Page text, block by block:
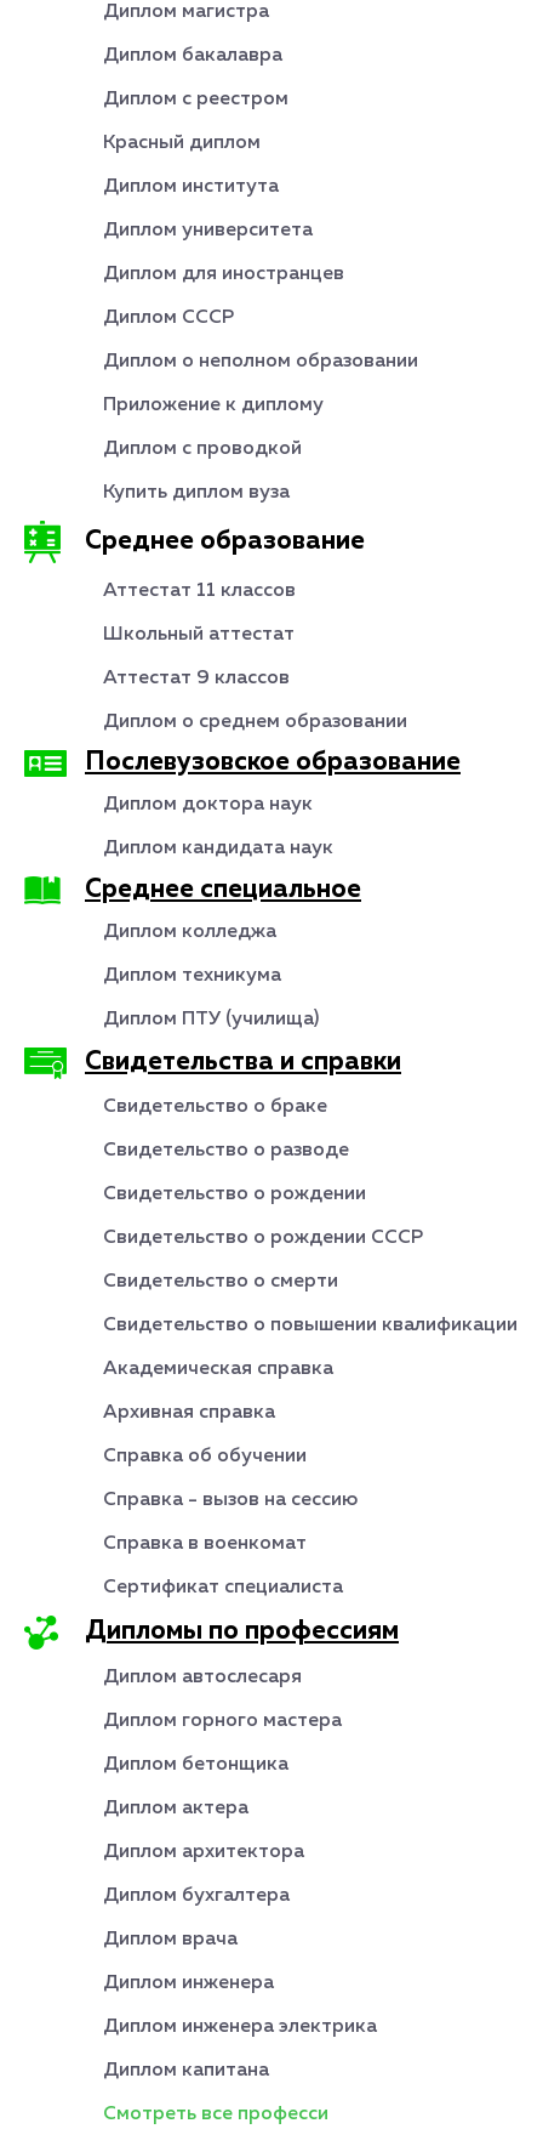
Диплом магистра
Диплом бакалавра
Диплом с реестром
Красный диплом
Диплом института
Диплом университета
Диплом для иностранцев
Диплом СССР
Диплом о неполном образовании
Приложение к диплому
Диплом с проводкой
Купить диплом вуза
Среднее образование
Аттестат 11 классов
Школьный аттестат
Аттестат 9 классов
Диплом о среднем образовании
Послевузовское образование
Диплом доктора наук
Диплом кандидата наук
Среднее специальное
Диплом колледжа
Диплом техникума
Диплом ПТУ (училища)
Свидетельства и справки
Свидетельство о браке
Свидетельство о разводе
Свидетельство о рождении
Свидетельство о рождении СССР
Свидетельство о смерти
Свидетельство о повышении квалификации
Академическая справка
Архивная справка
Справка об обучении
Справка - вызов на сессию
Справка в военкомат
Сертификат специалиста
Дипломы по профессиям
Диплом автослесаря
Диплом горного мастера
Диплом бетонщика
Диплом актера
Диплом архитектора
Диплом бухгалтера
Диплом врача
Диплом инженера
Диплом инженера электрика
Диплом капитана
Смотреть все професси